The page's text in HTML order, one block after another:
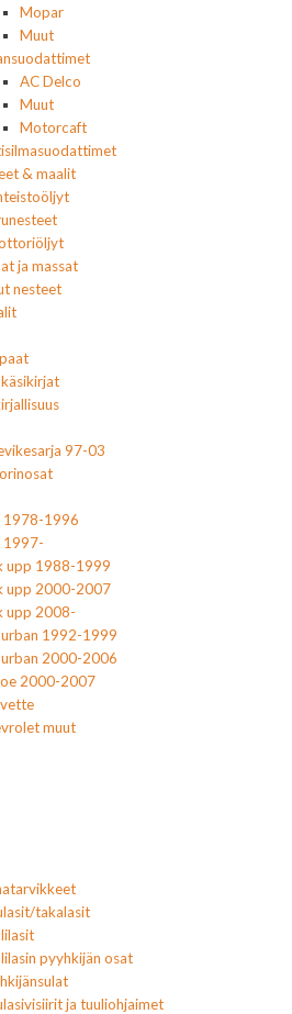
Mopar
Muut
AC Delco
Muut
Motorcaft
& maalit
ja massat
nesteet
97-03
1978-1996
1997-
upp 1988-1999
upp 2000-2007
upp 2008-
1992-1999
2000-2006
2000-2007
muut
takalasit
pyyhkijän osat
ja tuuliohjaimet